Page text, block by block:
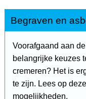
Begraven en
Voorafgaand aan
belangrijke keuzes
cremeren? Het is
te zijn. Lees op
mogelijkheden.